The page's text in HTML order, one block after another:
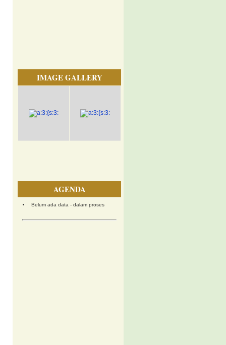
IMAGE GALLERY
AGENDA
Belum ada data - dalam proses